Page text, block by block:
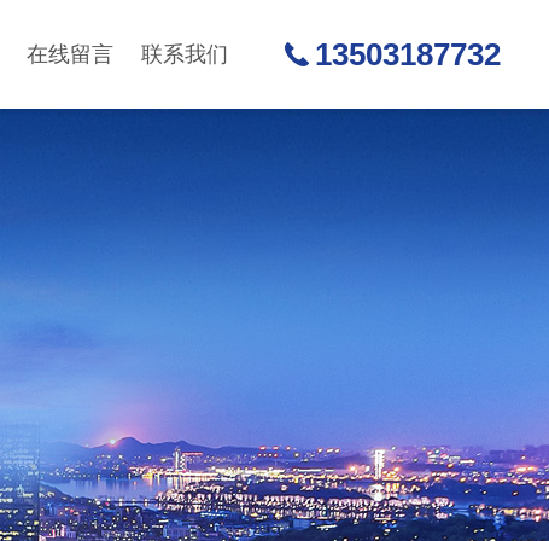
在线留言 联系我们 13503187732